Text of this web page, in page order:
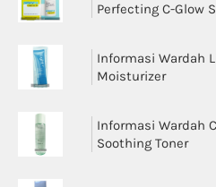
Perfecting C-Glow
Informasi Wardah
Moisturizer
Informasi Wardah
Soothing Toner